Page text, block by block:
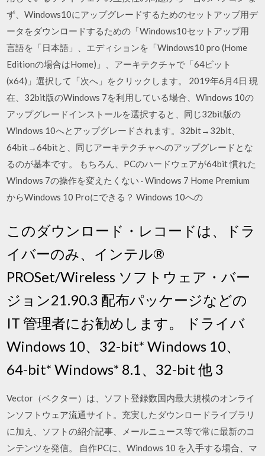
ず、Windows10にアップグレードするためのセットアップ用デ
ータをダウンロードするための「Windows10セットアップ用
言語を「日本語」、エディションを「Windows10 pro (Home
Editionの場合はHome)」、アーキテクチャで「64ビット
(x64)」選択して「次へ」をクリックします。 2019年6月4日 現
在、32bit版のWindows 7を利用している場合、Windows 10の
アップグレードインストールを選択すると、同じ32bit版の
Windows 10へとアップグレードされます。32bit→32bit、
64bit→64bitと、同じアーキテクチャへのアップグレードとな
るのが基本です。 もちろん、PCのハードウェアが64bit 慣れた
Windows 7の操作を変えたくない · Windows 7 Home Premium
からWindows 10 Proにできる？ Windows 10への
このダウンロード・レコードは、ドラ
イバーのみ、インテル®
PROSet/Wireless ソフトウェア・バー
ジョン21.90.3 配布パッケージなどの
IT 管理者にお勧めします。 ドライバ
Windows 10、32-bit* Windows 10、
64-bit* Windows* 8.1、32-bit 他 3
Vector（ベクター）は、ソフト登録数国内最大規模のオンライ
ンソフトウェア流通サイト。充実したダウンロードライブラリ
に加え、ソフトの紹介記事、メールニュース等で常に最新のコ
ンテンツを発信。 自作PCに、Windows 10 を入手する場合、マ